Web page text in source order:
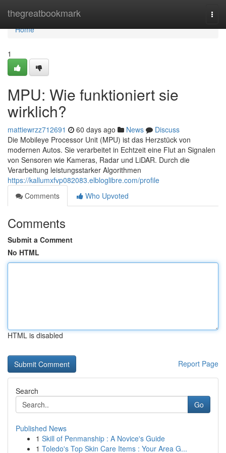
thegreatbookmark
Home
Home
1
MPU: Wie funktioniert sie
wirklich?
mattiewrzz712691 60 days ago News
Discuss
Die Mobileye Processor Unit (MPU) ist das Herzstück von
modernen Autos. Sie verarbeitet in Echtzeit eine Flut an Signalen
von Sensoren wie Kameras, Radar und LiDAR. Durch die
Verarbeitung leistungsstarker Algorithmen
https://kallumxfvp082083.elbloglibre.com/profile
Comments
Who Upvoted
Comments
Submit a Comment
No HTML
HTML is disabled
Report Page
Search
Go
Published News
1 Skill of Penmanship : A Novice's Guide
1 Toledo's Top Skin Care Items : Your Area G...